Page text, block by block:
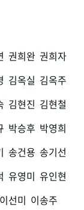
권희완 권희자
김옥실 김옥주
김현진 김현철
박승후 박영희
송건용 송기선
유영미 유인현
이선미 이송주